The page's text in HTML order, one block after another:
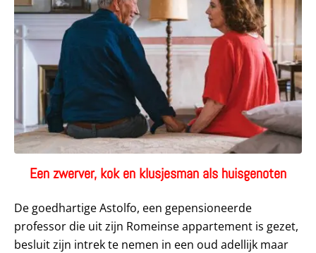
Een zwerver, kok en klusjesman als huisgenoten
De goedhartige Astolfo, een gepensioneerde
professor die uit zijn Romeinse appartement is gezet,
besluit zijn intrek te nemen in een oud adellijk maar